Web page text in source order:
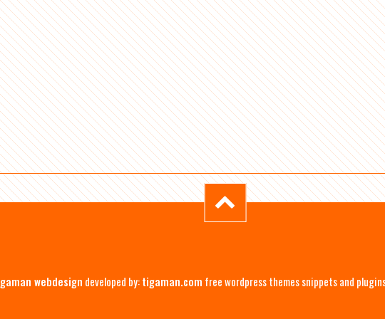
webdesign developed by:tigaman.com free wordpress themes snippets and